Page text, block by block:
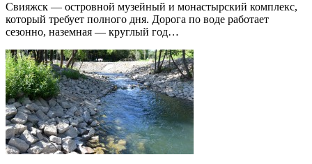
Свияжск — островной музейный и монастырский комплекс,
который требует полного дня. Дорога по воде работает
сезонно, наземная — круглый год…